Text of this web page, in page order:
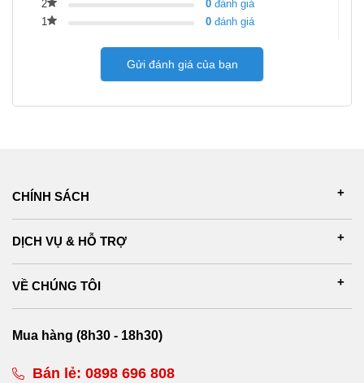
2
0 đánh giá
1
0 đánh giá
Gửi đánh giá của bạn
CHÍNH SÁCH
DỊCH VỤ & HỖ TRỢ
VỀ CHÚNG TÔI
Mua hàng (8h30 - 18h30)
Bán lẻ: 0898 696 808